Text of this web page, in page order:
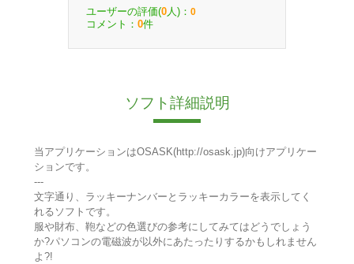
ユーザーの評価(0 人)： 0
コメント： 0件
ソフト詳細説明
当アプリケーションはOSASK(http://osask.jp)向けアプリケー
ションです。
---
文字通り、ラッキーナンバーとラッキーカラーを表示してく
れるソフトです。
服や財布、鞄などの色選びの参考にしてみてはどうでしょう
か?パソコンの電磁波が以外にあたったりするかもしれません
よ?!